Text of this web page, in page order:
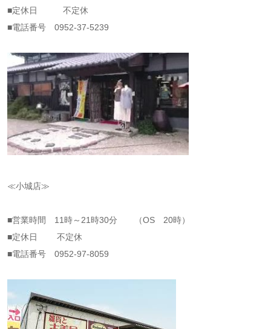
■定休日 不定休
■電話番号 0952-37-5239
≪小城店≫
■営業時間 11時～21時30分 （OS 20時）
■定休日 不定休
■電話番号 0952-97-8059